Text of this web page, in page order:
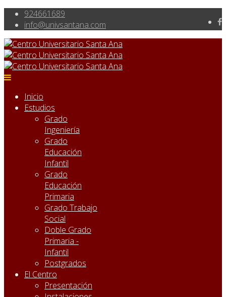
924661689
info@univsantana.com
Inicio
Estudios
Grado
Ingeniería
Grado
Educación
Infantil
Grado
Educación
Primaria
Grado Trabajo
Social
Doble Grado
Primaria -
Infantil
Postgrados
El Centro
Presentación